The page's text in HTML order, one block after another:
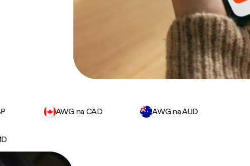
AWG na CAD AWG na AUD